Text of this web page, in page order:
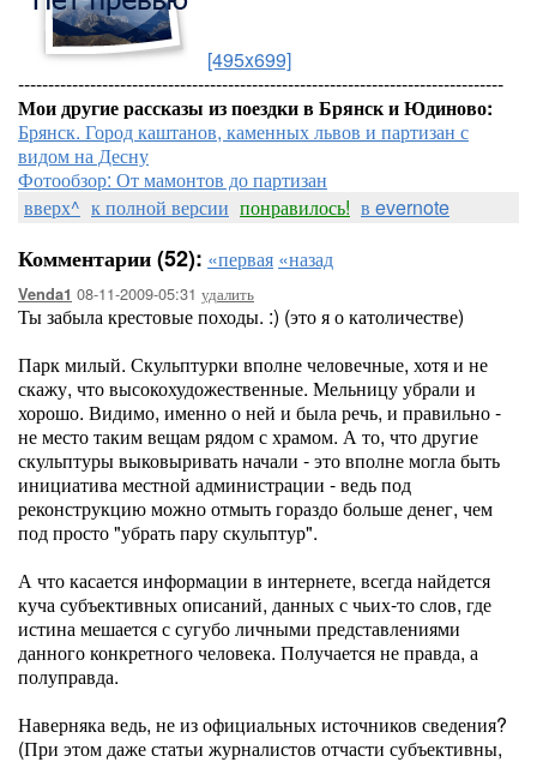
[495x699]
---------------------------------------------------------------------------------
Мои другие рассказы из поездки в Брянск и Юдиново:
Брянск. Город каштанов, каменных львов и партизан с
видом на Десну
Фотообзор: От мамонтов до партизан
вверх^ к полной версии понравилось! в evernote
Комментарии (52): «первая «назад
Venda1 08-11-2009-05:31 удалить
Ты забыла крестовые походы. :) (это я о католичестве)
Парк милый. Скульптурки вполне человечные, хотя и не
скажу, что высокохудожественные. Мельницу убрали и
хорошо. Видимо, именно о ней и была речь, и правильно -
не место таким вещам рядом с храмом. А то, что другие
скульптуры выковыривать начали - это вполне могла быть
инициатива местной администрации - ведь под
реконструкцию можно отмыть гораздо больше денег, чем
под просто "убрать пару скульптур".
А что касается информации в интернете, всегда найдется
куча субъективных описаний, данных с чьих-то слов, где
истина мешается с сугубо личными представлениями
данного конкретного человека. Получается не правда, а
полуправда.
Наверняка ведь, не из официальных источников сведения?
(При этом даже статьи журналистов отчасти субъективны,